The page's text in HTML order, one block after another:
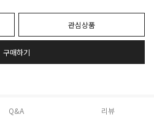
관심상품
구매하기
Q&A 리뷰